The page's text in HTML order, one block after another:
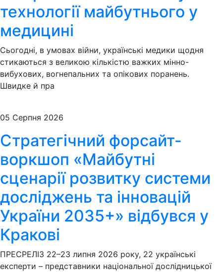
технології майбутнього у
медицині
Сьогодні, в умовах війни, українські медики щодня
стикаються з великою кількістю важких мінно-
вибухових, вогнепальних та опікових поранень.
Швидке й пра
05 Серпня 2026
Стратегічний форсайт-
воркшоп «Майбутні
сценарії розвитку системи
досліджень та інновацій
України 2035+» відбувся у
Кракові
ПРЕСРЕЛІЗ 22–23 липня 2026 року, 22 українські
експерти – представники національної дослідницької